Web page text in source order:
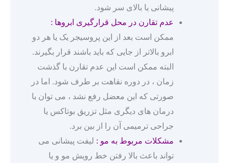
پیشانی یا بالای سر شود.
عدم تقارن در محل قرارگیری ابروها :
ممکن است بعد از این پروسیجر یک یا هر دو
ابرو بالاتر از جایی که باید باشند قرار بگیرند.
البته ممکن است این عدم تقارن با گذشت
زمان ، در دوره نقاهت بر طرف شود. اما در
صورتی که این معضل رفع نشد ، می توان با
درمان های دیگری مثل تزریق بوتاکس یا
جراحی ترمیمی آن را از بین برد.
مشکلات مربوط به مو : لیفت پیشانی می
تواند باعث بالا رفتن خط رویش مو و یا